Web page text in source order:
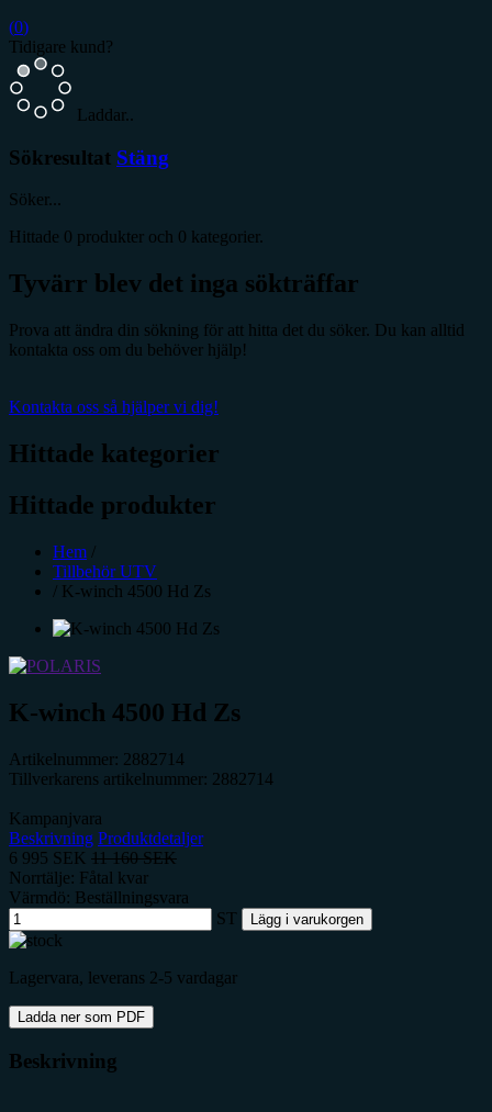
(0)
Tidigare kund?
Laddar..
Sökresultat Stäng
Söker...
Hittade 0 produkter och 0 kategorier.
Tyvärr blev det inga sökträffar
Prova att ändra din sökning för att hitta det du söker. Du kan alltid
kontakta oss om du behöver hjälp!
Kontakta oss så hjälper vi dig!
Hittade kategorier
Hittade produkter
Hem /
Tillbehör UTV
/ K-winch 4500 Hd Zs
K-winch 4500 Hd Zs
Artikelnummer: 2882714
Tillverkarens artikelnummer: 2882714
Kampanjvara
Beskrivning Produktdetaljer
6 995 SEK 11 160 SEK
Norrtälje: Fåtal kvar
Värmdö: Beställningsvara
ST
Lägg i varukorgen
Lagervara, leverans 2-5 vardagar
Ladda ner som PDF
Beskrivning